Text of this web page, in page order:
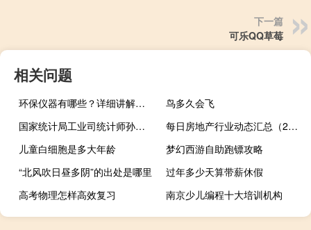
下一篇
可乐QQ草莓
相关问题
环保仪器有哪些？详细讲解各类环保仪器的使用方法
鸟多久会飞
国家统计局工业司统计师孙晓：1-7月电气水行业利润增长加快
每日房地产行业动态汇总（2023-08-15）
儿童白细胞是多大年龄
梦幻西游自助跑镖攻略
“北风吹日昼多阴”的出处是哪里
过年多少天算带薪休假
高考物理怎样高效复习
南京少儿编程十大培训机构
大年三十早上几点吃饺子好